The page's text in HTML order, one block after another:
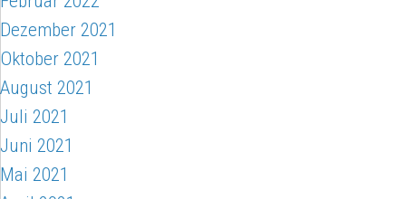
Dezember 2021
Oktober 2021
August 2021
Juli 2021
Juni 2021
Mai 2021